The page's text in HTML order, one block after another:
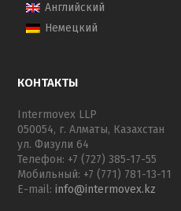
Английский
Немецкий
КОНТАКТЫ
Intermovex LLP
050054, г. Алматы, Казахстан
ул. Физули 64
Телефон: +7 (727) 385-17-55
Мобильный: +7 (771) 781-13-11
E-mail:info@intermovex.kz